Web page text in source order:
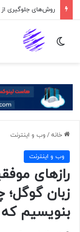
تغییر پوسته
خانه / وب و اينترنت
وب و اينترنت
رازهای
زبان
بنویسیم